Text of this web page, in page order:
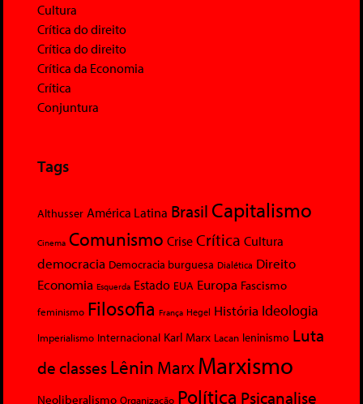
Cultura
Crítica do direito
Crítica do direito
Crítica da Economia
Crítica
Conjuntura
Tags
Althusser América Latina Brasil Capitalismo
Cinema Comunismo Crise Crítica Cultura
democracia Democracia burguesa Dialética Direito
Economia Esquerda Estado EUA Europa Fascismo
feminismo Filosofia França Hegel História Ideologia
Imperialismo Internacional Karl Marx Lacan leninismo Luta
de classesLênin MarxMarxismo
Neoliberalismo Organização Política Psicanalise